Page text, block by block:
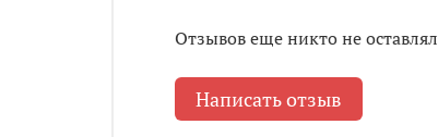
Отзывов еще никто не оставлял
Написать отзыв